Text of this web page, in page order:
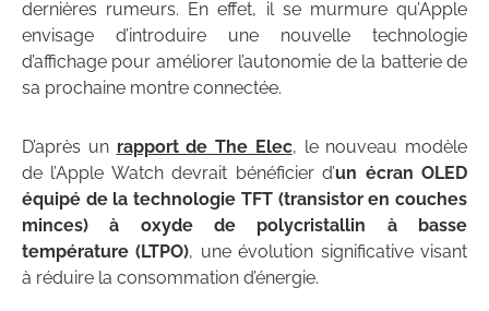
dernières rumeurs. En effet, il se murmure qu’Apple
envisage d’introduire une nouvelle technologie
d’affichage pour améliorer l’autonomie de la batterie de
sa prochaine montre connectée.
D’après un rapport de The Elec, le nouveau modèle
de l’Apple Watch devrait bénéficier d’un écran OLED
équipé de la technologie TFT (transistor en couches
minces) à oxyde de polycristallin à basse
température (LTPO), une évolution significative visant
à réduire la consommation d’énergie.